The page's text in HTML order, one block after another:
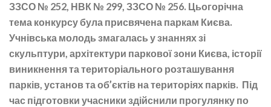
ЗЗСО № 252, НВК № 299, ЗЗСО № 256. Цьогорічна
тема конкурсу була присвячена паркам Києва.
Учнівська молодь змагалась у знаннях зі
скульптури, архітектури паркової зони Києва, історії
виникнення та територіального розташування
парків, установ та об’єктів на територіях парків. Під
час підготовки учасники здійснили прогулянку по